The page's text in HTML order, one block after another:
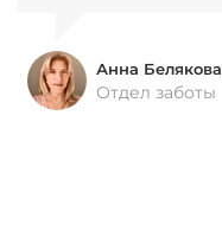
Анна Белякова
Отдел заботы